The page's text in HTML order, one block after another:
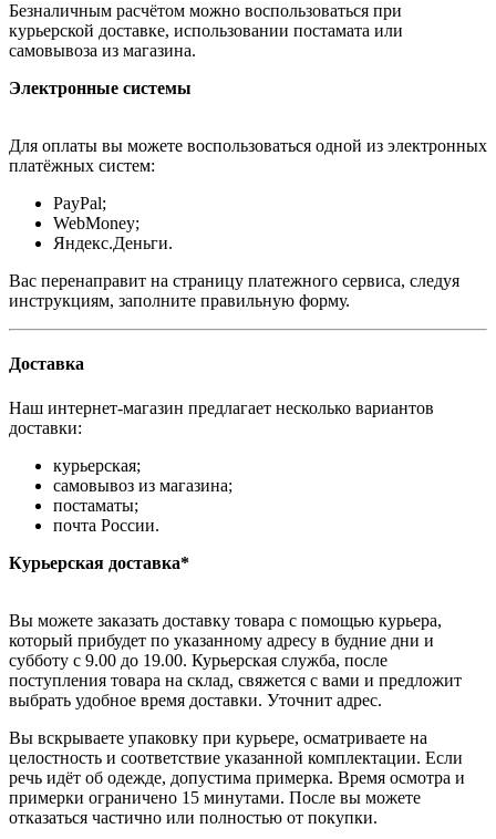
Безналичным расчётом можно воспользоваться при
курьерской доставке, использовании постамата или
самовывоза из магазина.
Электронные системы
Для оплаты вы можете воспользоваться одной из электронных
платёжных систем:
PayPal;
WebMoney;
Яндекс.Деньги.
Вас перенаправит на страницу платежного сервиса, следуя
инструкциям, заполните правильную форму.
Доставка
Наш интернет-магазин предлагает несколько вариантов
доставки:
курьерская;
самовывоз из магазина;
постаматы;
почта России.
Курьерская доставка*
Вы можете заказать доставку товара с помощью курьера,
который прибудет по указанному адресу в будние дни и
субботу с 9.00 до 19.00. Курьерская служба, после
поступления товара на склад, свяжется с вами и предложит
выбрать удобное время доставки. Уточнит адрес.
Вы вскрываете упаковку при курьере, осматриваете на
целостность и соответствие указанной комплектации. Если
речь идёт об одежде, допустима примерка. Время осмотра и
примерки ограничено 15 минутами. После вы можете
отказаться частично или полностью от покупки.